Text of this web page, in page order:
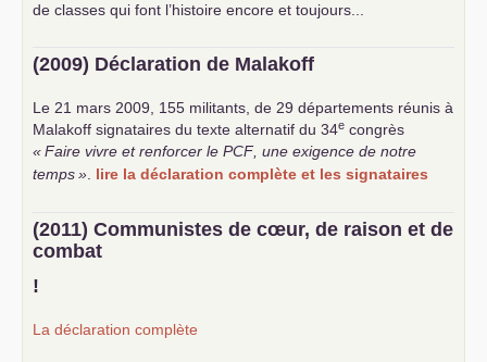
de classes qui font l’histoire encore et toujours...
(2009) Déclaration de Malakoff
Le 21 mars 2009, 155 militants, de 29 départements réunis à
Malakoff signataires du texte alternatif du 34e congrès
«Faire vivre et renforcer le PCF , une exigence de notre
temps» lire la déclaration complète et les signataires
(2011) Communistes de cœur, de raison et de
combat
!
La déclaration complète